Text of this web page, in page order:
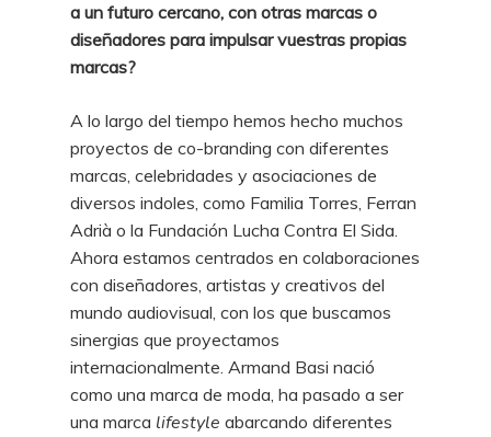
a un futuro cercano, con otras marcas o
diseñadores para impulsar vuestras propias
marcas?
A lo largo del tiempo hemos hecho muchos
proyectos de co-branding con diferentes
marcas, celebridades y asociaciones de
diversos indoles, como Familia Torres, Ferran
Adrià o la Fundación Lucha Contra El Sida.
Ahora estamos centrados en colaboraciones
con diseñadores, artistas y creativos del
mundo audiovisual, con los que buscamos
sinergias que proyectamos
internacionalmente. Armand Basi nació
como una marca de moda, ha pasado a ser
una marca lifestyle abarcando diferentes